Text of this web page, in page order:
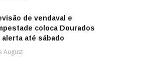
de vendaval e
coloca Dourados
alerta até sábado
August